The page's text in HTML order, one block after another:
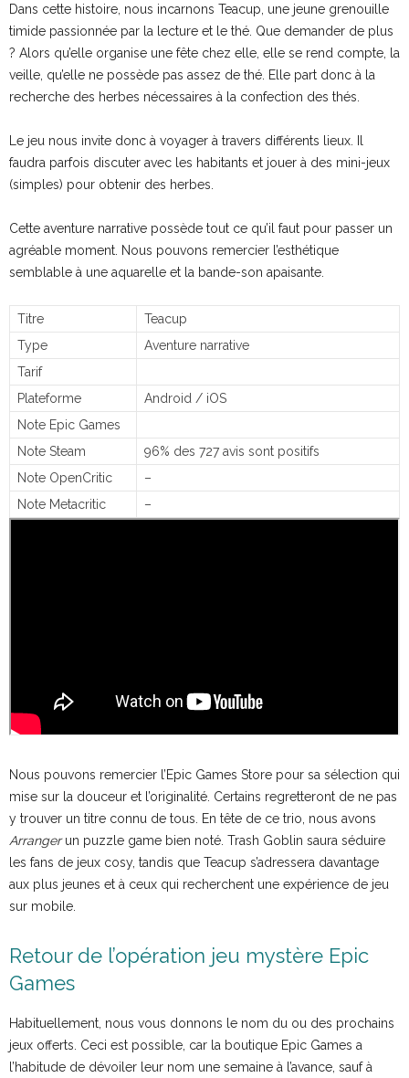
Dans cette histoire, nous incarnons Teacup, une jeune grenouille
timide passionnée par la lecture et le thé. Que demander de plus
? Alors qu’elle organise une fête chez elle, elle se rend compte, la
veille, qu’elle ne possède pas assez de thé. Elle part donc à la
recherche des herbes nécessaires à la confection des thés.
Le jeu nous invite donc à voyager à travers différents lieux. Il
faudra parfois discuter avec les habitants et jouer à des mini-jeux
(simples) pour obtenir des herbes.
Cette aventure narrative possède tout ce qu’il faut pour passer un
agréable moment. Nous pouvons remercier l’esthétique
semblable à une aquarelle et la bande-son apaisante.
Titre
Teacup
Type
Aventure narrative
Tarif
Plateforme
Android / iOS
Note Epic Games
Note Steam
96% des 727 avis sont positifs
Note OpenCritic
–
Note Metacritic
–
Nous pouvons remercier l’Epic Games Store pour sa sélection qui
mise sur la douceur et l’originalité. Certains regretteront de ne pas
y trouver un titre connu de tous. En tête de ce trio, nous avons
Arrangerun puzzle game bien noté. Trash Goblin saura séduire
les fans de jeux cosy, tandis que Teacup s’adressera davantage
aux plus jeunes et à ceux qui recherchent une expérience de jeu
sur mobile.
Retour de l’opération jeu mystère Epic
Games
Habituellement, nous vous donnons le nom du ou des prochains
jeux offerts. Ceci est possible, car la boutique Epic Games a
l’habitude de dévoiler leur nom une semaine à l’avance, sauf à